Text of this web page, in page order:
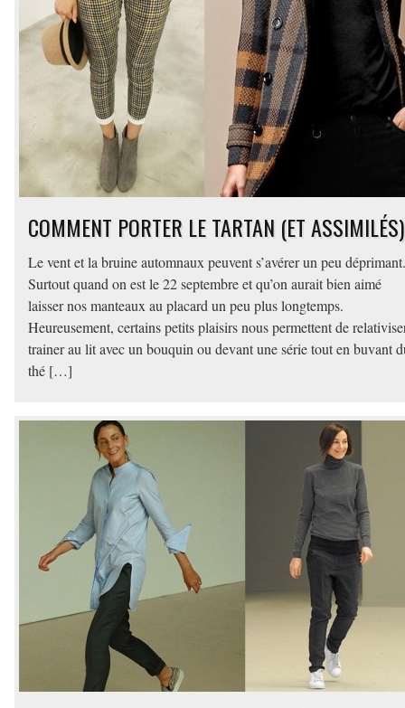
COMMENT PORTER LE TARTAN (ET ASSIMILÉS)
Le vent et la bruine automnaux peuvent s’avérer un peu déprimant.
Surtout quand on est le 22 septembre et qu’on aurait bien aimé
laisser nos manteaux au placard un peu plus longtemps.
Heureusement, certains petits plaisirs nous permettent de
trainer au lit avec un bouquin ou devant une série tout en buvant
thé […]